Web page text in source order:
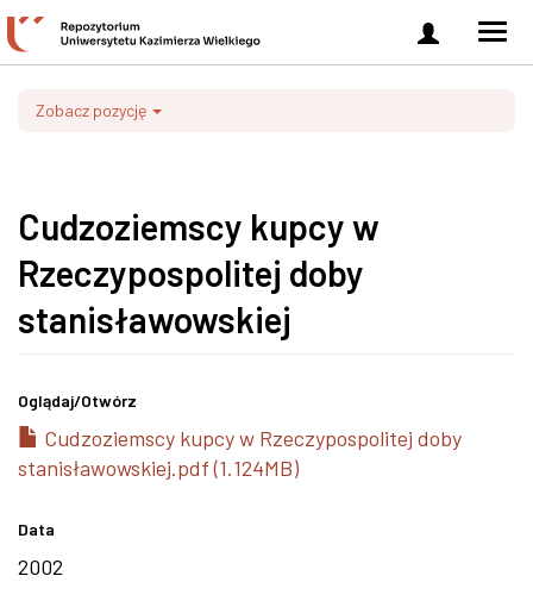
Zaloguj
się
Zobacz pozycję
Cudzoziemscy kupcy w
Rzeczypospolitej doby
stanisławowskiej
Oglądaj/Otwórz
Cudzoziemscy kupcy w Rzeczypospolitej doby
stanisławowskiej.pdf (1.124MB)
Data
2002